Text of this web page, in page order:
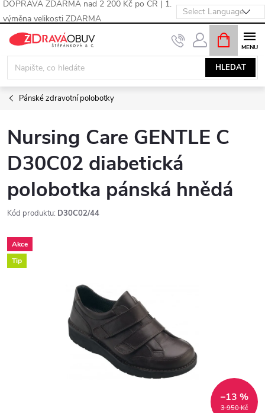
DOPRAVA ZDARMA nad 2 200 Kč po ČR | 1.
výměna velikosti ZDARMA
Přejít
obsah
HLEDAT
NÁKUPNÍ
KOŠÍK
Pánské zdravotní polobotky
Nursing Care GENTLE C
D30C02 diabetická
polobotka pánská hnědá
Kód produktu: D30C02/44
Akce
Tip
3 950 Kč
–13 %